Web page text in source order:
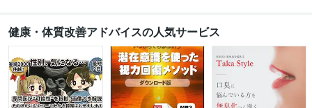
健康・体質改善アドバイスの人気サービス